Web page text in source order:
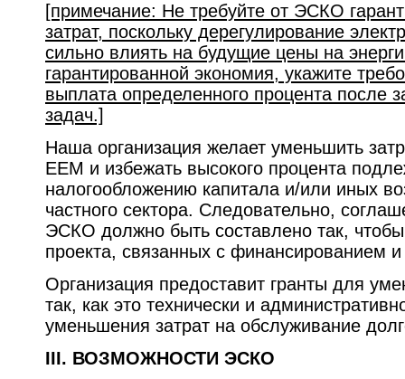
[примечание: Не требуйте от ЭСКО
затрат, поскольку дерегулирование
сильно влиять на будущие цены на
гарантированной экономия, укажите
выплата определенного процента после
задач.]
Наша организация желает уменьшить
ЕЕМ и избежать высокого процента
налогообложению капитала и/или иных
частного сектора. Следовательно,
ЭСКО должно быть составлено так, чтобы
проекта, связанных с финансированием
Организация предоставит гранты для
так, как это технически и
уменьшения затрат на обслуживание
III. ВОЗМОЖНОСТИ ЭСКО